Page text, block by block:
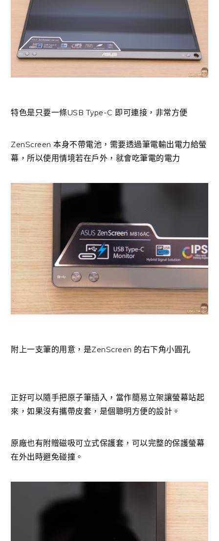
特色是只要一條USB Type-C 即可連接，非常方便
ZenScreen 本身不帶電池，需要透過筆電輸出電力給螢
幕，所以使用情境若在戶外，就會吃筆電的電力
附上一支筆的用意，是ZenScreen 的右下角小圓孔
正好可以隨手把原子筆插入，當作簡易立架讓螢幕站起
來，如果沒有攜帶皮套，是個聰明方便的設計。
原廠也有附贈磁吸可立式保護套，可以完整的保護螢幕
在外出時避免碰撞。